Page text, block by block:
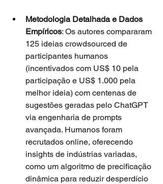
Metodologia Detalhada e Dados
Empíricos: Os autores compararam
125 ideias crowdsourced de
participantes humanos
(incentivados com US$ 10 pela
participação e US$ 1.000 pela
melhor ideia) com centenas de
sugestões geradas pelo ChatGPT
via engenharia de prompts
avançada. Humanos foram
recrutados online, oferecendo
insights de indústrias variadas,
como um algoritmo de precificação
dinâmica para reduzir desperdício